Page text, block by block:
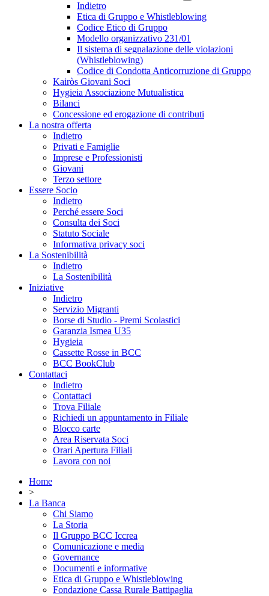
Indietro
Etica di Gruppo e Whistleblowing
Codice Etico di Gruppo
Modello organizzativo 231/01
Il sistema di segnalazione delle violazioni
(Whistleblowing)
Codice di Condotta Anticorruzione di Gruppo
Kairòs Giovani Soci
Hygieia Associazione Mutualistica
Bilanci
Concessione ed erogazione di contributi
La nostra offerta
Indietro
Privati e Famiglie
Imprese e Professionisti
Giovani
Terzo settore
Essere Socio
Indietro
Perché essere Soci
Consulta dei Soci
Statuto Sociale
Informativa privacy soci
La Sostenibilità
Indietro
La Sostenibilità
Iniziative
Indietro
Servizio Migranti
Borse di Studio - Premi Scolastici
Garanzia Ismea U35
Hygieia
Cassette Rosse in BCC
BCC BookClub
Contattaci
Indietro
Contattaci
Trova Filiale
Richiedi un appuntamento in Filiale
Blocco carte
Area Riservata Soci
Orari Apertura Filiali
Lavora con noi
Home
>
La Banca
Chi Siamo
La Storia
Il Gruppo BCC Iccrea
Comunicazione e media
Governance
Documenti e informative
Etica di Gruppo e Whistleblowing
Fondazione Cassa Rurale Battipaglia